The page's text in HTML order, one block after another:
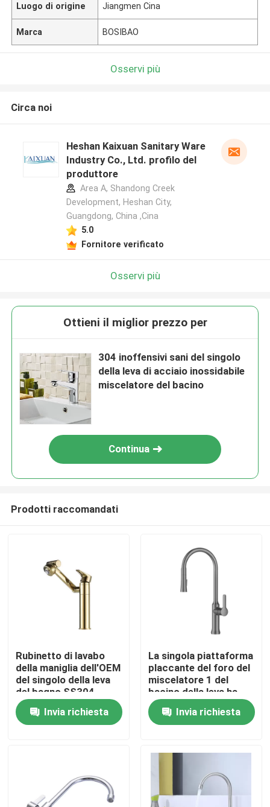
Casa
Prodotti
Luogo di origine Jiangmen Cina
Marca BOSIBAO
Osservi più
Circa noi
Heshan Kaixuan Sanitary Ware
Industry Co., Ltd. profilo del
produttore
Area A, Shandong Creek
Development, Heshan City,
Guangdong, China ,Cina
5.0
Fornitore verificato
Osservi più
Ottieni il miglior prezzo per
304 inoffensivi sani del singolo
della leva di acciaio inossidabile
miscelatore del bacino
Continua
Prodotti raccomandati
Rubinetto di lavabo
della maniglia dell'OEM
del singolo della leva
del bagno SS304
miscelatore del bacino
singoloInvia richiesta
La singola piattaforma
placcante del foro del
miscelatore 1 del
bacino della leva ha
montato il rubinetto di
lavabo inossidabile
Invia richiesta